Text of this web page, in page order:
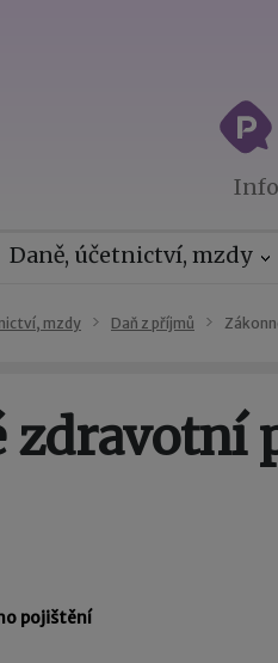
Daně, účetnictví, mzdy
mzdy Daň z příjmů
zdravotní
pojištění